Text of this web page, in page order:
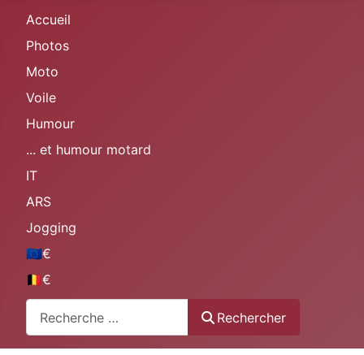
Accueil
Photos
Moto
Voile
Humour
... et humour motard
IT
ARS
Jogging
🇪🇺€
🇧🇪€
Rechercher